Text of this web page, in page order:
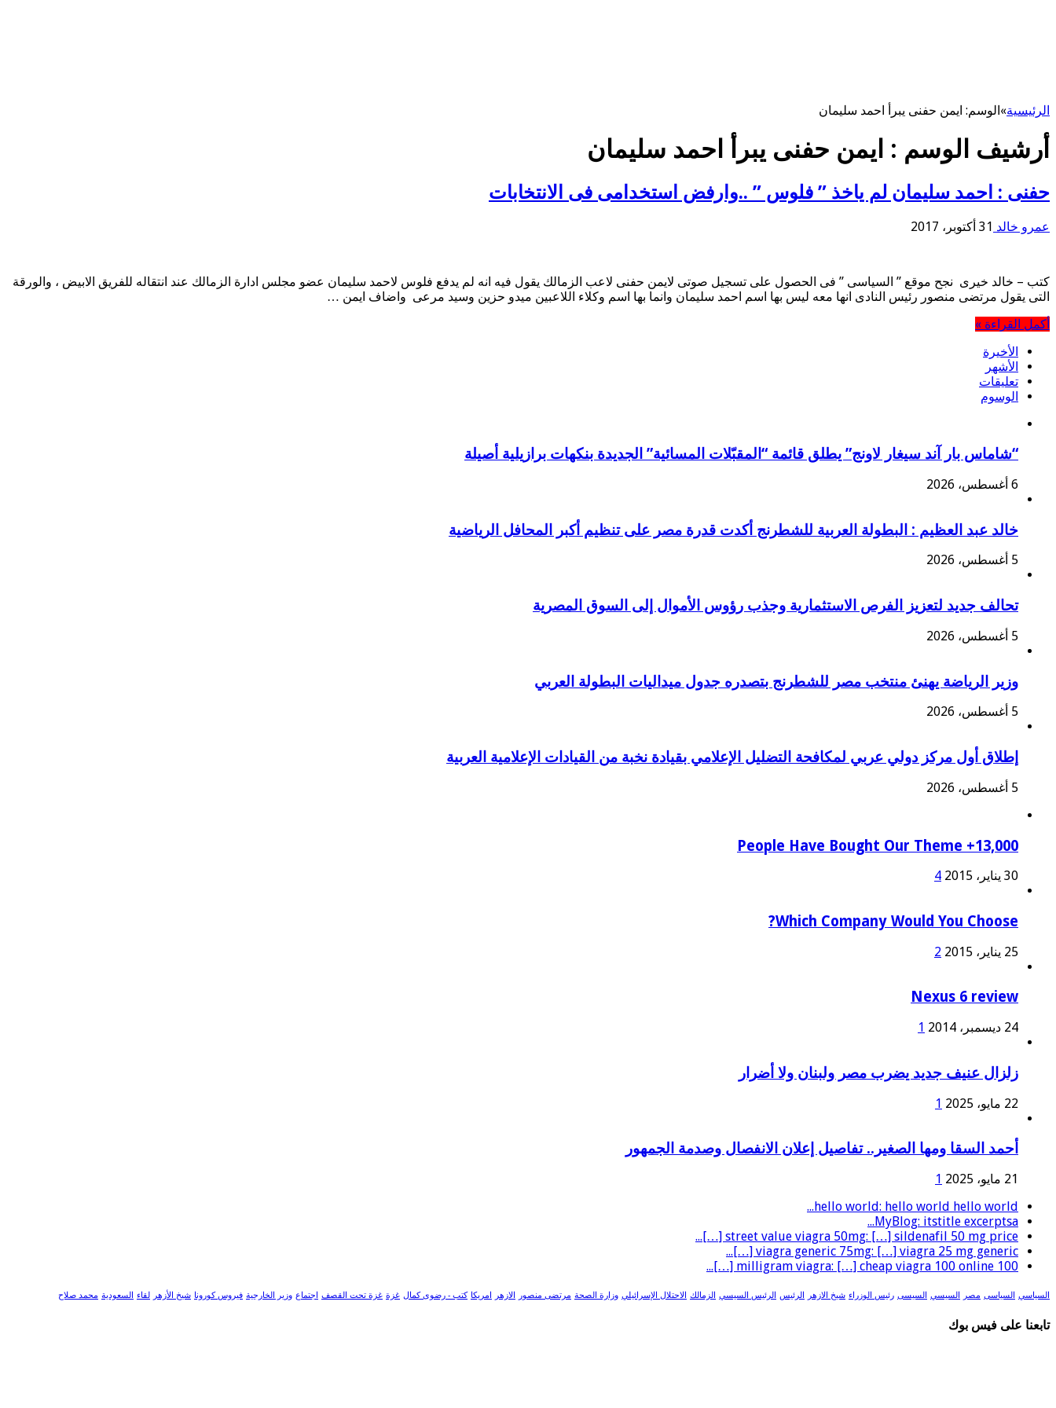
الرئيسية»الوسم: ايمن حفنى يبرأ احمد سليمان
أرشيف الوسم : ايمن حفنى يبرأ احمد سليمان
حفنى : احمد سليمان لم ياخذ ” فلوس ” ..وارفض استخدامى فى الانتخابات
عمرو خالد 31 أكتوبر، 2017
كتب – خالد خيرى نجح موقع ” السياسى ” فى الحصول على تسجيل صوتى لايمن حفنى لاعب الزمالك يقول فيه انه لم يدفع فلوس لاحمد سليمان عضو مجلس ادارة الزمالك عند انتقاله للفريق الابيض ، والورقة
التى يقول مرتضى منصور رئيس النادى انها معه ليس بها اسم احمد سليمان وانما بها اسم وكلاء اللاعبين ميدو حزين وسيد مرعى واضاف ايمن …
أكمل القراءة »
الأخيرة
الأشهر
تعليقات
الوسوم
“شاماس بار آند سيغار لاونج” يطلق قائمة “المقبّلات المسائية” الجديدة بنكهات برازيلية أصيلة
6 أغسطس، 2026
خالد عبد العظيم : البطولة العربية للشطرنج أكدت قدرة مصر على تنظيم أكبر المحافل الرياضية
5 أغسطس، 2026
تحالف جديد لتعزيز الفرص الاستثمارية وجذب رؤوس الأموال إلى السوق المصرية
5 أغسطس، 2026
وزير الرياضة يهنئ منتخب مصر للشطرنج بتصدره جدول ميداليات البطولة العربي
5 أغسطس، 2026
إطلاق أول مركز دولي عربي لمكافحة التضليل الإعلامي بقيادة نخبة من القيادات الإعلامية العربية
5 أغسطس، 2026
13,000+ People Have Bought Our Theme
30 يناير، 2015 4
Which Company Would You Choose?
25 يناير، 2015 2
Nexus 6 review
24 ديسمبر، 2014 1
زلزال عنيف جديد يضرب مصر ولبنان ولا أضرار
22 مايو، 2025 1
أحمد السقا ومها الصغير.. تفاصيل إعلان الانفصال وصدمة الجمهور
21 مايو، 2025
1
hello world: hello world hello world...
MyBlog: itstitle excerptsa...
street value viagra 50mg: […] sildenafil 50 mg price […]...
viagra generic 75mg: […] viagra 25 mg generic […]...
100 milligram viagra: […] cheap viagra 100 online […]...
السياسي السياسى مصر السيسي السيسى رئيس الوزراء شيخ الازهر الرئيس الرئيس السيسي الزمالك الاحتلال الإسرائيلي وزارة الصحة مرتضى منصور الازهر امريكا كتب - رضوى كمال غزة غزة تحت القصف اجتماع وزير الخارجية فيروس كورونا شيخ الأزهر لقاء السعودية محمد صلاح
تابعنا على فيس بوك